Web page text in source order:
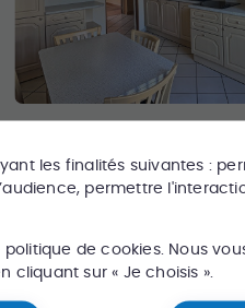
les finalités suivantes :
permettre
de cookies. Nous
cliquant sur « Je choisis ».